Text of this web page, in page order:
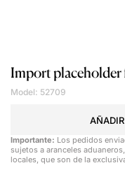
Import
Model: 52709
Importante: Los pedidos
sujetos a aranceles
locales, que son de la